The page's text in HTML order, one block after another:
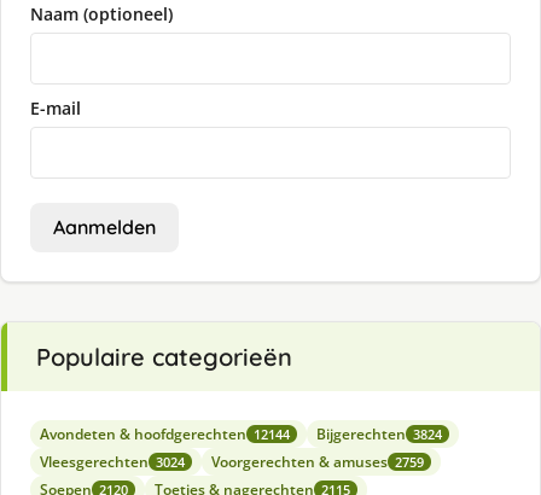
Naam (optioneel)
E-mail
Aanmelden
Populaire categorieën
Avondeten & hoofdgerechten 12144 Bijgerechten 3824
Vleesgerechten 3024 Voorgerechten & amuses 2759
Soepen 2120 Toetjes & nagerechten 2115